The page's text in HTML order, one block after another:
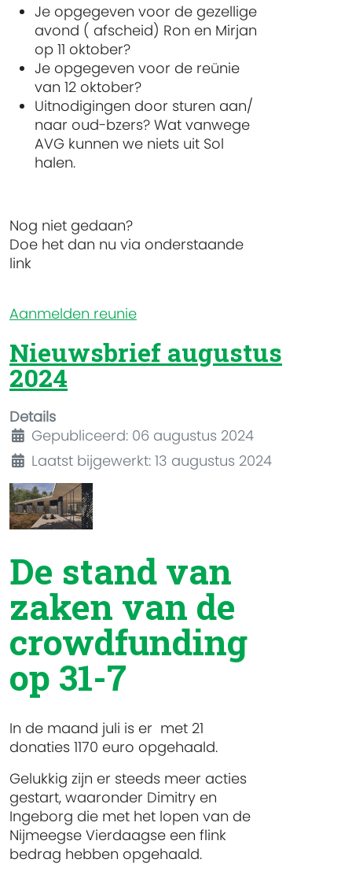
Je opgegeven voor de gezellige
avond ( afscheid) Ron en Mirjan
op 11 oktober?
Je opgegeven voor de reünie
van 12 oktober?
Uitnodigingen door sturen aan/
naar oud-bzers? Wat vanwege
AVG kunnen we niets uit Sol
halen.
Nog niet gedaan?
Doe het dan nu via onderstaande
link
Aanmelden reunie
Nieuwsbrief augustus
2024
Details
Gepubliceerd: 06 augustus 2024
Laatst bijgewerkt: 13 augustus 2024
De stand van
zaken van de
crowdfunding
op 31-7
In de maand juli is er met 21
donaties 1170 euro opgehaald.
Gelukkig zijn er steeds meer acties
gestart, waaronder Dimitry en
Ingeborg die met het lopen van de
Nijmeegse Vierdaagse een flink
bedrag hebben opgehaald.